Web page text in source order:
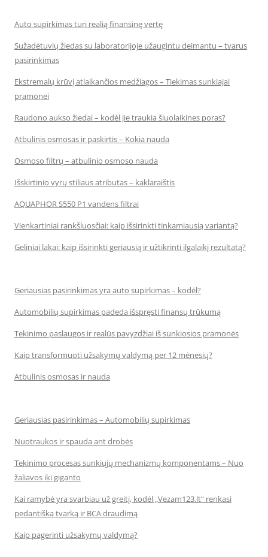
Auto supirkimas turi realią finansinę vertę
Sužadėtuvių žiedas su laboratorijoje užaugintu deimantu – tvarus
pasirinkimas
Ekstremalų krūvį atlaikančios medžiagos – Tiekimas sunkiajai
pramonei
Raudono aukso žiedai – kodėl jie traukia šiuolaikines poras?
Atbulinis osmosas ir paskirtis – Kokia nauda
Osmoso filtrų – atbulinio osmoso nauda
Išskirtinio vyrų stiliaus atributas – kaklaraištis
AQUAPHOR S550 P1 vandens filtrai
Vienkartiniai rankšluosčiai: kaip išsirinkti tinkamiausią variantą?
Geliniai lakai: kaip išsirinkti geriausią ir užtikrinti ilgalaikį rezultatą?
Geriausias pasirinkimas yra auto supirkimas – kodėl?
Automobilių supirkimas padeda išspręsti finansų trūkumą
Tekinimo paslaugos ir realūs pavyzdžiai iš sunkiosios pramonės
Kaip transformuoti užsakymų valdymą per 12 mėnesių?
Atbulinis osmosas ir nauda
Geriausias pasirinkimas – Automobilių supirkimas
Nuotraukos ir spauda ant drobės
Tekinimo procesas sunkiųjų mechanizmų komponentams – Nuo
žaliavos iki giganto
Kai ramybė yra svarbiau už greitį, kodėl „Vezam123.lt“ renkasi
pedantišką tvarką ir BCA draudimą
Kaip pagerinti užsakymų valdymą?